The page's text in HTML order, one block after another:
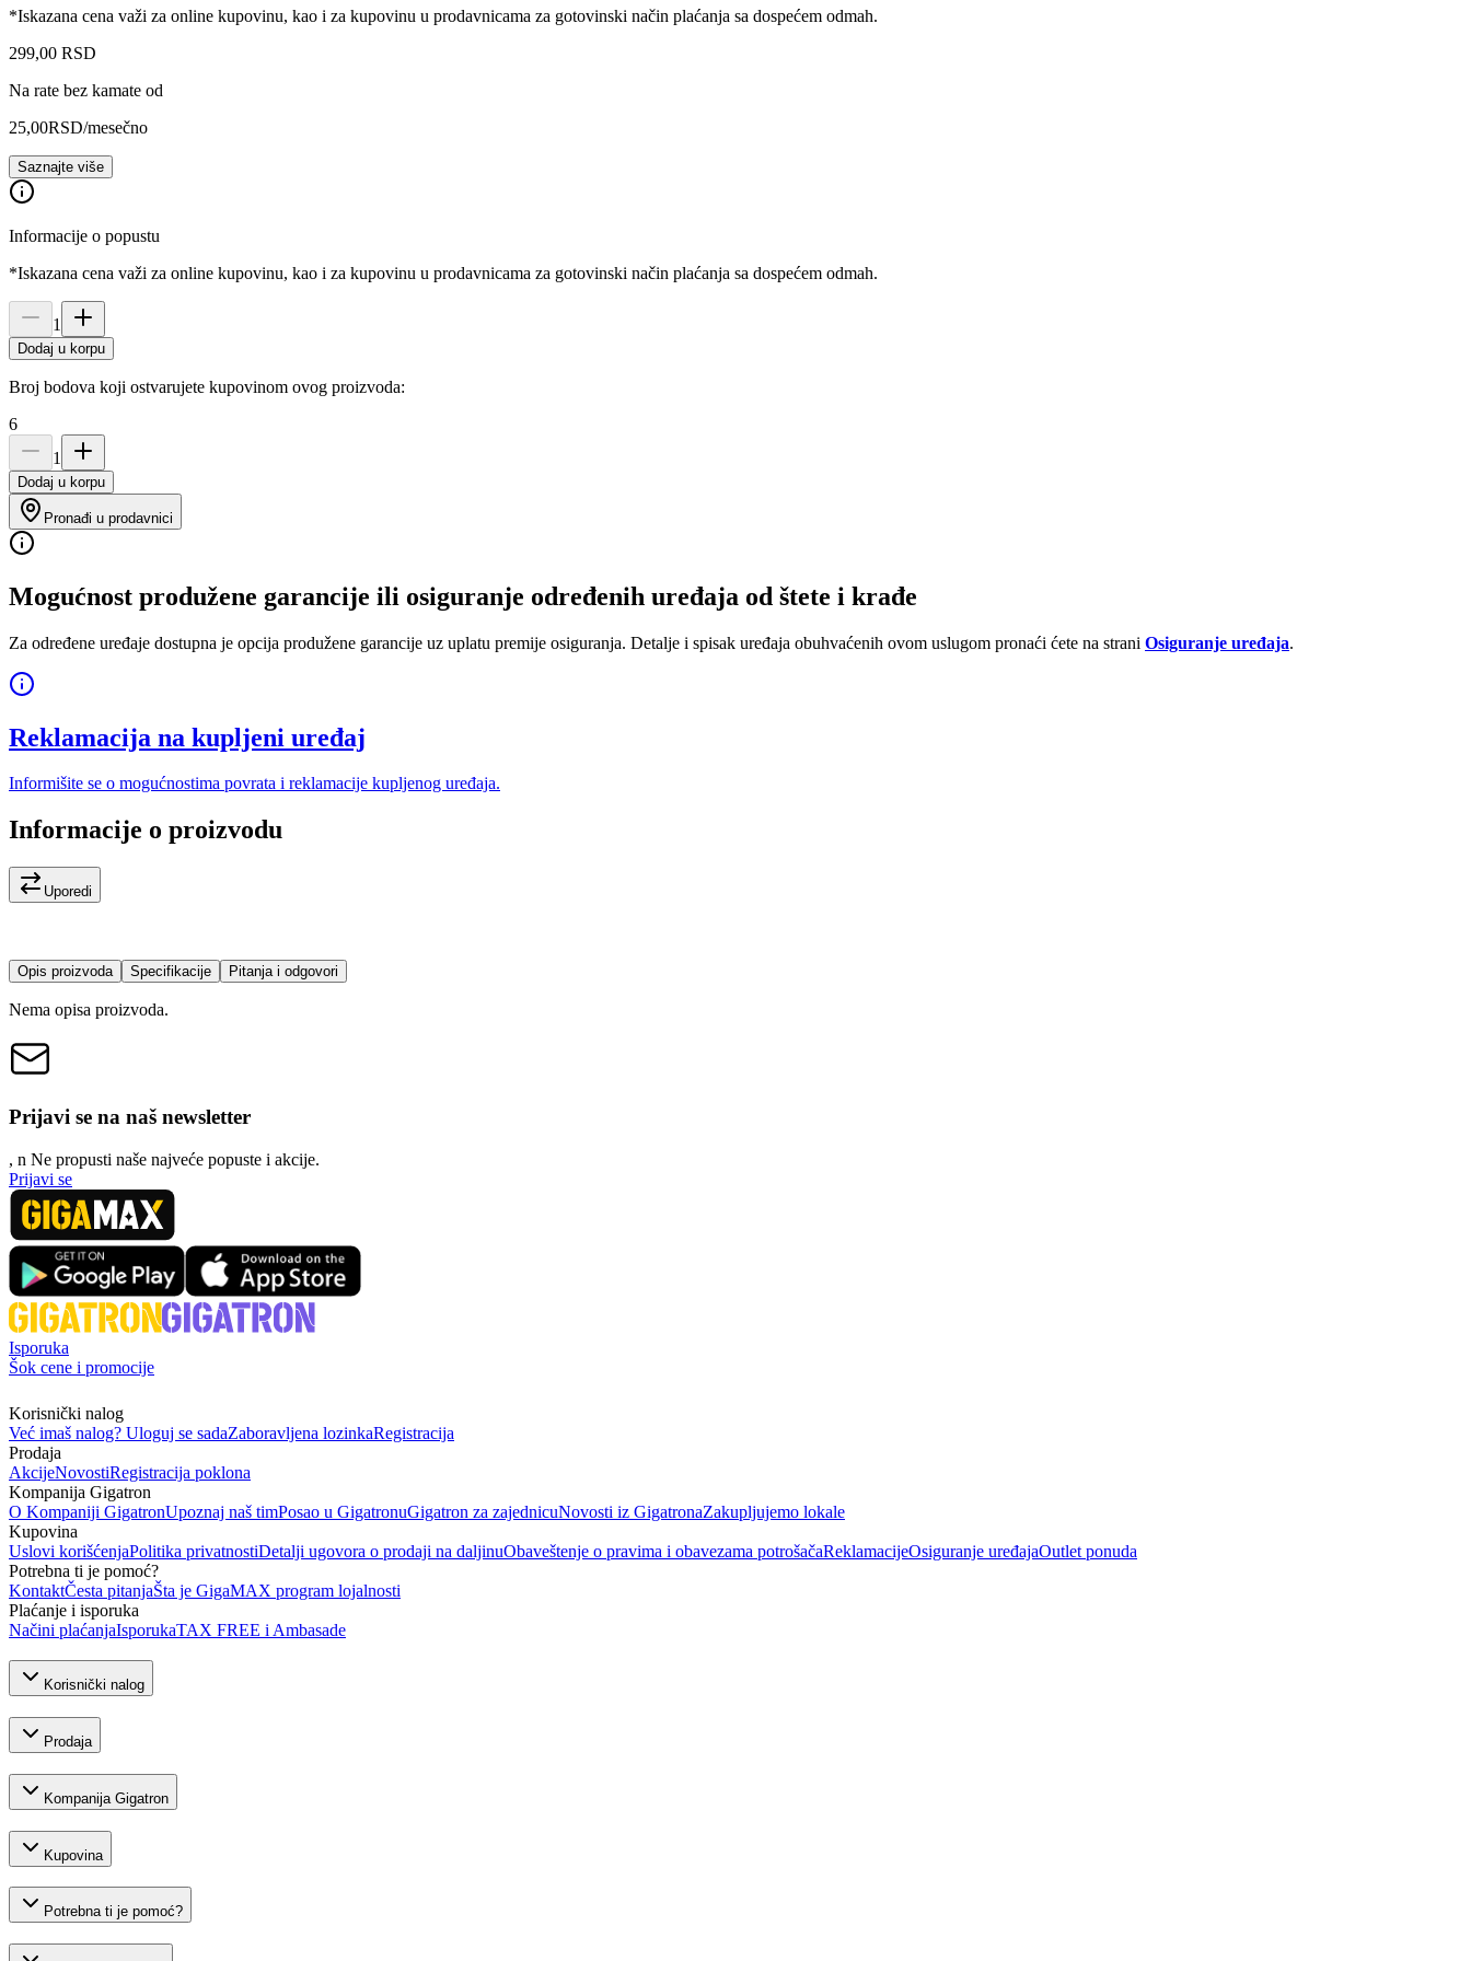
*Iskazana cena važi za online kupovinu, kao i za kupovinu u prodavnicama za gotovinski način plaćanja sa dospećem odmah.
299,00 RSD
Na rate bez kamate od
25,00RSD/mesečno
Saznajte više
Informacije o popustu
*Iskazana cena važi za online kupovinu, kao i za kupovinu u prodavnicama za gotovinski način plaćanja sa dospećem odmah.
1
Dodaj u korpu
Broj bodova koji ostvarujete kupovinom ovog proizvoda:
6
1
Dodaj u korpu
Pronađi u prodavnici
Mogućnost produžene garancije ili osiguranje određenih uređaja od štete i krađe
Za određene uređaje dostupna je opcija produžene garancije uz uplatu premije osiguranja. Detalje i spisak uređaja obuhvaćenih ovom uslugom pronaći ćete na strani Osiguranje uređaja.
Reklamacija na kupljeni uređaj
Informišite se o mogućnostima povrata i reklamacije kupljenog uređaja.
Informacije o proizvodu
Uporedi
Opis proizvoda Specifikacije Pitanja i odgovori
Nema opisa proizvoda.
Prijavi se na naš newsletter
, n Ne propusti naše najveće popuste i akcije.
Prijavi se
Isporuka
Šok cene i promocije
Korisnički nalog
Već imaš nalog? Uloguj se sadaZaboravljena lozinkaRegistracija
Prodaja
AkcijeNovostiRegistracija poklona
Kompanija Gigatron
O Kompaniji GigatronUpoznaj naš timPosao u GigatronuGigatron za zajednicuNovosti iz GigatronaZakupljujemo lokale
Kupovina
Uslovi korišćenjaPolitika privatnostiDetalji ugovora o prodaji na daljinuObaveštenje o pravima i obavezama potrošačaReklamacijeOsiguranje uređajaOutlet ponuda
Potrebna ti je pomoć?
KontaktČesta pitanjaŠta je GigaMAX program lojalnosti
Plaćanje i isporuka
Načini plaćanjaIsporukaTAX FREE i Ambasade
Korisnički nalog
Prodaja
Kompanija Gigatron
Kupovina
Potrebna ti je pomoć?